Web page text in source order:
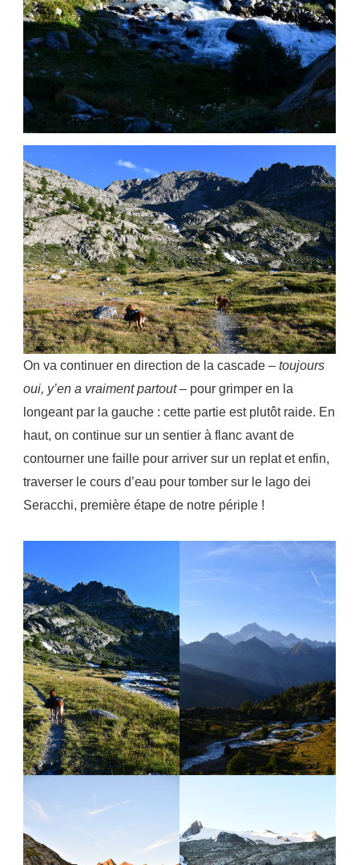
On va continuer en direction de la cascade – toujours
oui, y’en a vraiment partout– pour grimper en la
longeant par la gauche : cette partie est plutôt raide. En
haut, on continue sur un sentier à flanc avant de
contourner une faille pour arriver sur un replat et enfin,
traverser le cours d’eau pour tomber sur le lago dei
Seracchi, première étape de notre périple !